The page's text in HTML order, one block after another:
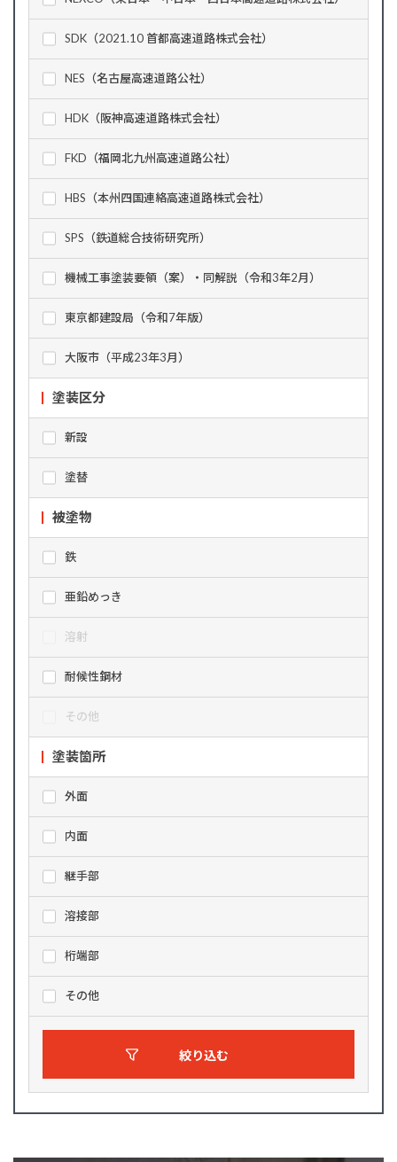
SDK（2021.10 首都高速道路株式会社）
NES（名古屋高速道路公社）
HDK（阪神高速道路株式会社）
FKD（福岡北九州高速道路公社）
HBS（本州四国連絡高速道路株式会社）
SPS（鉄道総合技術研究所）
機械工事塗装要領（案）・同解説（令和3年2月）
東京都建設局（令和7年版）
大阪市（平成23年3月）
塗装区分
新設
塗替
被塗物
鉄
亜鉛めっき
溶射
耐候性鋼材
その他
塗装箇所
外面
内面
継手部
溶接部
桁端部
その他
絞り込む